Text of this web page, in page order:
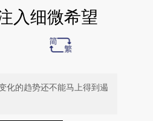
入细微希望
化的趋势还不能马上得到遏